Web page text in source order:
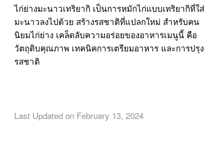
ไก่ย่างมะนาวเทริยากิ เป็นการหมักไก่แบบเทริยากิที่ใส่
มะนาวลงไปด้วย สร้างรสชาติที่แปลกใหม่ สำหรับคน
นิยมไก่ย่าง เคล็ดลับความอร่อยของอาหารเมนูนี้ คือ
วัตถุดิบคุณภาพ เทคนิคการเตรียมอาหาร และการปรุง
รสชาติ
Last Updated on February 13, 2024